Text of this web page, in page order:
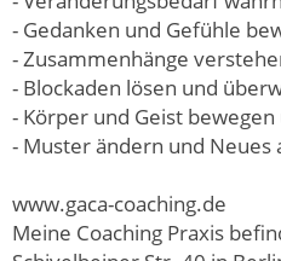
- Gedanken und Gefühle
- Zusammenhänge
- Blockaden lösen und
- Körper und Geist
- Muster ändern und Neues
www.gaca-coaching.de
Meine Coaching Praxis